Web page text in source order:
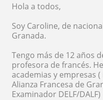
Hola a todos,
Soy Caroline, de
Granada.
Tengo más de 12 años
profesora de francés.
academias y empresas
Alianza Francesa de
Examinador DELF/DALF)